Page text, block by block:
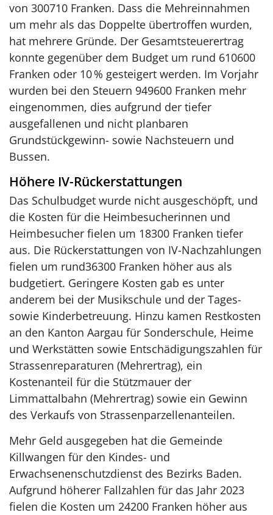
von 300710 Franken. Dass die Mehreinnahmen
um mehr als das Doppelte übertroffen wurden,
hat mehrere Gründe. Der Gesamtsteuerertrag
konnte gegenüber dem Budget um rund 610600
Franken oder 10 % gesteigert werden. Im Vorjahr
wurden bei den Steuern 949600 Franken mehr
eingenommen, dies aufgrund der tiefer
ausgefallenen und nicht planbaren
Grundstückgewinn- sowie Nachsteuern und
Bussen.
Höhere IV-Rückerstattungen
Das Schulbudget wurde nicht ausgeschöpft, und
die Kosten für die Heimbesucherinnen und
Heimbesucher fielen um 18300 Franken tiefer
aus. Die Rückerstattungen von IV-Nachzahlungen
fielen um rund36300 Franken höher aus als
budgetiert. Geringere Kosten gab es unter
anderem bei der Musikschule und der Tages-
sowie Kinderbetreuung. Hinzu kamen Restkosten
an den Kanton Aargau für Sonderschule, Heime
und Werkstätten sowie Entschädigungszahlen für
Strassenreparaturen (Mehrertrag), ein
Kostenanteil für die Stützmauer der
Limmattalbahn (Mehrertrag) sowie ein Gewinn
des Verkaufs von Strassenparzellenanteilen.
Mehr Geld ausgegeben hat die Gemeinde
Killwangen für den Kindes- und
Erwachsenenschutzdienst des Bezirks Baden.
Aufgrund höherer Fallzahlen für das Jahr 2023
fielen die Kosten um 24200 Franken höher aus